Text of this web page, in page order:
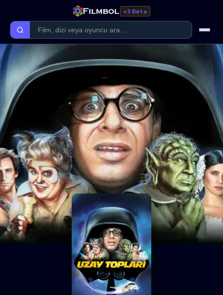
v3 Beta
Ana Sayfa
Forum
Kategoriler
Film Kategorileri
Dizi Kategorileri